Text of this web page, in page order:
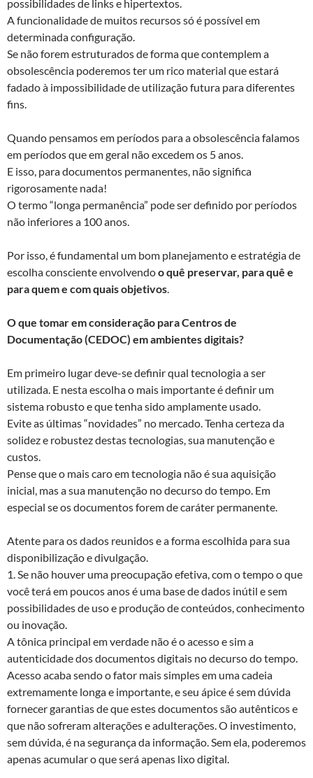
possibilidades de links e hipertextos.
A funcionalidade de muitos recursos só é possível em
determinada configuração.
Se não forem estruturados de forma que contemplem a
obsolescência poderemos ter um rico material que estará
fadado à impossibilidade de utilização futura para diferentes
fins.
Quando pensamos em períodos para a obsolescência falamos
em períodos que em geral não excedem os 5 anos.
E isso, para documentos permanentes, não significa
rigorosamente nada!
O termo “longa permanência” pode ser definido por períodos
não inferiores a 100 anos.
Por isso, é fundamental um bom planejamento e estratégia de
escolha consciente envolvendoo quê preservar, para quê e
para quem e com quais objetivos.
O que tomar em consideração para Centros de
Documentação (CEDOC) em ambientes digitais?
Em primeiro lugar deve-se definir qual tecnologia a ser
utilizada. E nesta escolha o mais importante é definir um
sistema robusto e que tenha sido amplamente usado.
Evite as últimas “novidades” no mercado. Tenha certeza da
solidez e robustez destas tecnologias, sua manutenção e
custos.
Pense que o mais caro em tecnologia não é sua aquisição
inicial, mas a sua manutenção no decurso do tempo. Em
especial se os documentos forem de caráter permanente.
Atente para os dados reunidos e a forma escolhida para sua
disponibilização e divulgação.
1. Se não houver uma preocupação efetiva, com o tempo o que
você terá em poucos anos é uma base de dados inútil e sem
possibilidades de uso e produção de conteúdos, conhecimento
ou inovação.
A tônica principal em verdade não é o acesso e sim a
autenticidade dos documentos digitais no decurso do tempo.
Acesso acaba sendo o fator mais simples em uma cadeia
extremamente longa e importante, e seu ápice é sem dúvida
fornecer garantias de que estes documentos são autênticos e
que não sofreram alterações e adulterações. O investimento,
sem dúvida, é na segurança da informação. Sem ela, poderemos
apenas acumular o que será apenas lixo digital.